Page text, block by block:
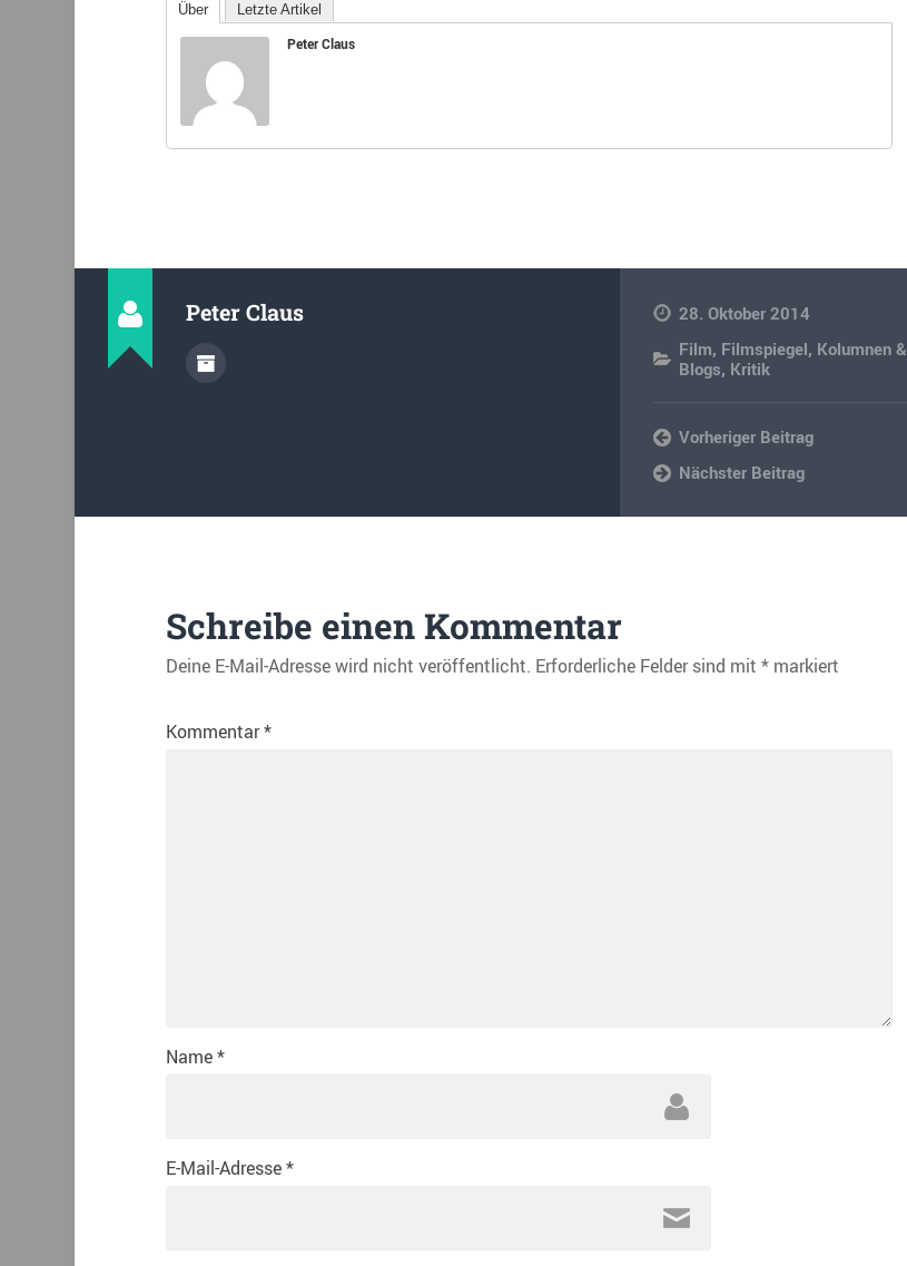
Über Letzte Artikel
Peter Claus
Peter Claus
28. Oktober 2014
Film, Filmspiegel, Kolumnen &
Blogs, Kritik
Vorheriger Beitrag
Nächster Beitrag
Schreibe einen Kommentar
Deine E-Mail-Adresse wird nicht veröffentlicht. Erforderliche Felder sind mit *markiert
Kommentar*
Name*
E-Mail-Adresse*